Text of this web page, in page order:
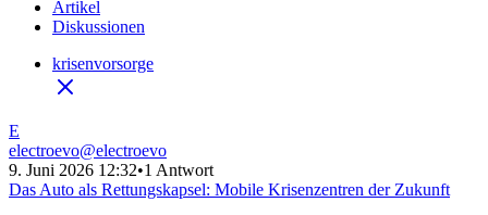
Artikel
Diskussionen
krisenvorsorge
E
electroevo@electroevo
9. Juni 2026 12:32•1 Antwort
Das Auto als Rettungskapsel: Mobile Krisenzentren der Zukunft